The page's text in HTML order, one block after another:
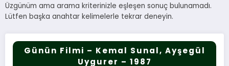
Üzgünüm ama arama kriterinizle eşleşen sonuç bulunamadı.
Lütfen başka anahtar kelimelerle tekrar deneyin.
Günün Filmi – Kemal Sunal, Ayşegül
Uygurer – 1987